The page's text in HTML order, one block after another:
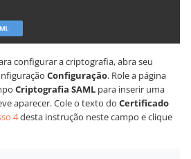
configurar a criptografia, abra seu
Configuração. Role a página
Criptografia SAML para inserir uma
aparecer. Cole o texto do Certificado
4desta instrução neste campo e clique